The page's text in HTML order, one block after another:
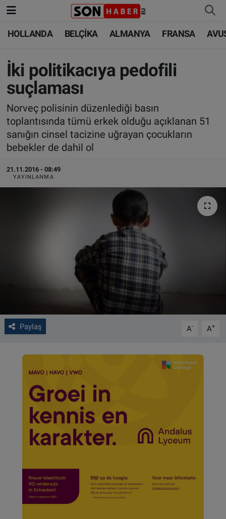
HOLLANDA BELÇİKA ALMANYA FRANSA
İki politikacıya pedofili
suçlaması
Norveç polisinin düzenlediği basın
toplantısında tümü erkek olduğu açıklanan 51
sanığın cinsel tacizine uğrayan çocukların
bebekler de dahil ol
21.11.2016 - 08:49
YAYINLANMA
Paylaş A- A+
HOLLANDA
BELÇİKA
ALMANYA
FRANSA
AVUSTURYA
SAĞLIK - YAŞAM
HOLLANDA
BELÇİKA
ALMANYA
TÜRKİYE
DÜNYA
BİLİM-TEKNOLOJİ
VIDEO GALERİ
ALGEMENE VOORWAARDEN
Çerez Politikası
Nöbetçi Eczaneler
Hava Durumu
Trafik Durumu
Süper Lig Puan Durumu ve Fikstür
Tüm Manşetler
Son Dakika Haberleri